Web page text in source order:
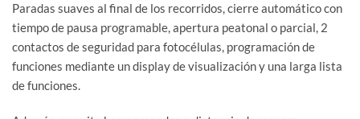
Paradas suaves al final de los recorridos, cierre automático con
tiempo de pausa programable, apertura peatonal o parcial, 2
contactos de seguridad para fotocélulas, programación de
funciones mediante un display de visualización y una larga lista
de funciones.